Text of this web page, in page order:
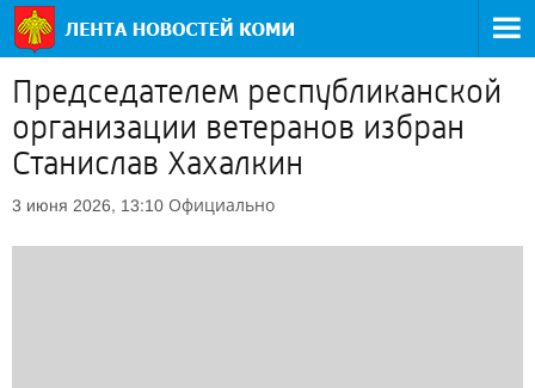
Председателем республиканской
организации ветеранов избран
Станислав Хахалкин
3 июня 2026, 13:10 Официально